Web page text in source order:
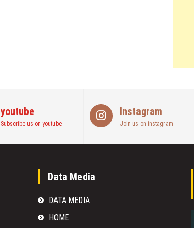
youtube
Subscribe us on youtube
Instagram
Join us on instagram
Data Media
DATA MEDIA
HOME